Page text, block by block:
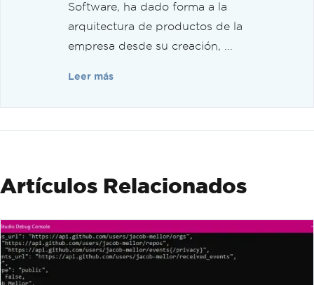
Software, ha dado forma a la
arquitectura de productos de la
empresa desde su creación, ...
Leer más
Artículos Relacionados